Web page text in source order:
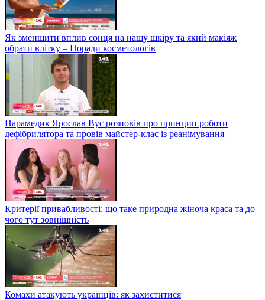
Як зменшити вплив сонця на нашу шкіру та який макіяж
обрати влітку – Поради косметологів
Парамедик Ярослав Вус розповів про принцип роботи
дефібрилятора та провів майстер-клас із реанімування
Критерії привабливості: що таке природна жіноча краса та до
чого тут зовнішність
Комахи атакують українців: як захиститися